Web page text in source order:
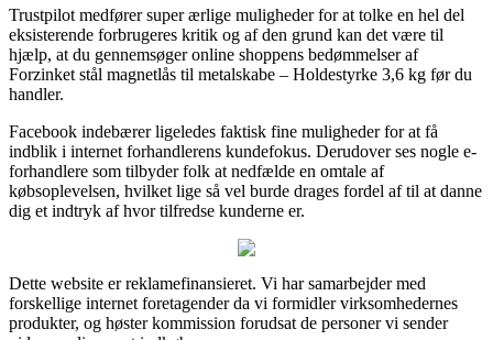
Trustpilot medfører super ærlige muligheder for at tolke en hel del
eksisterende forbrugeres kritik og af den grund kan det være til
hjælp, at du gennemsøger online shoppens bedømmelser af
Forzinket stål magnetlås til metalskabe – Holdestyrke 3,6 kg før du
handler.
Facebook indebærer ligeledes faktisk fine muligheder for at få
indblik i internet forhandlerens kundefokus. Derudover ses nogle e-
forhandlere som tilbyder folk at nedfælde en omtale af
købsoplevelsen, hvilket lige så vel burde drages fordel af til at danne
dig et indtryk af hvor tilfredse kunderne er.
Dette website er reklamefinansieret. Vi har samarbejder med
forskellige internet foretagender da vi formidler virksomhedernes
produkter, og høster kommission forudsat de personer vi sender